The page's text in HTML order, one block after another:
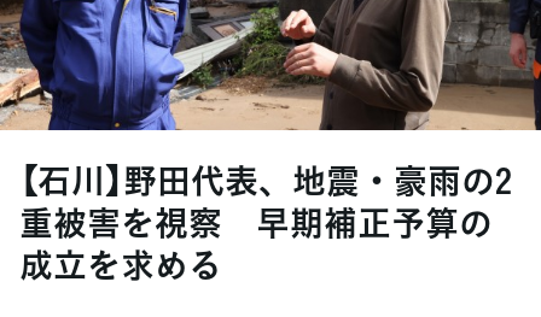
【石川】野田代表、地震・豪雨の2
重被害を視察 早期補正予算の
成立を求める